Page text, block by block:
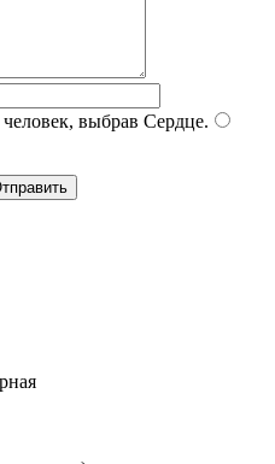
выбрав Сердце.